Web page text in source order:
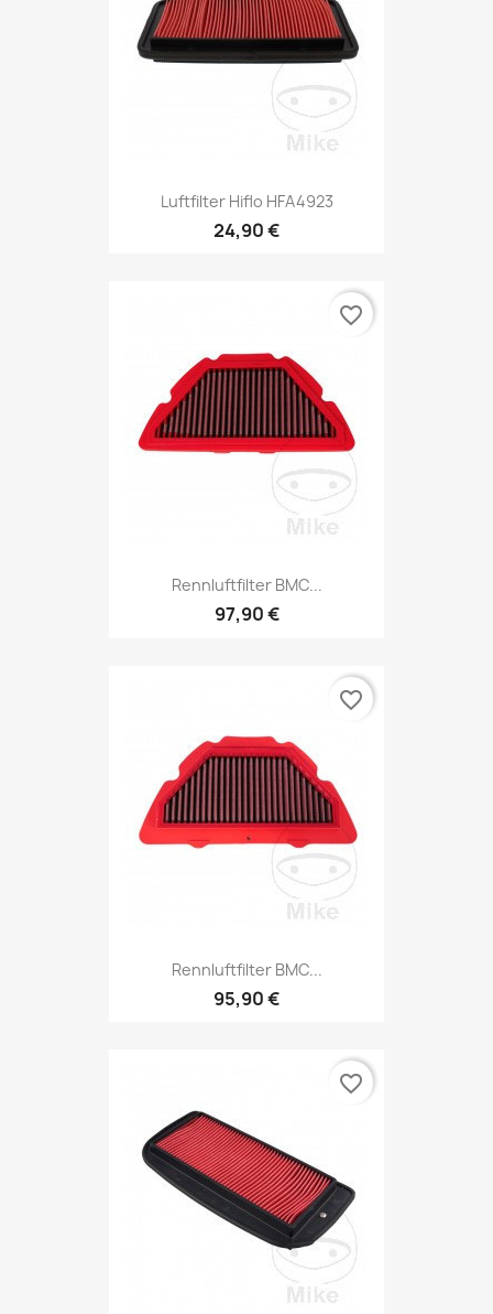
Luftfilter Hiflo HFA4923
24,90 €
Rennluftfilter BMC...
97,90 €
favorite_border
Rennluftfilter BMC...
95,90 €
favorite_border
favorite_border